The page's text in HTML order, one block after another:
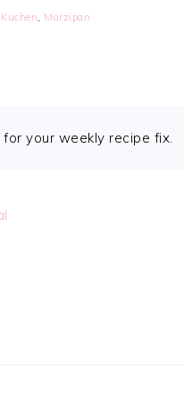
Kuchen, Marzipan
for your weekly recipe fix.